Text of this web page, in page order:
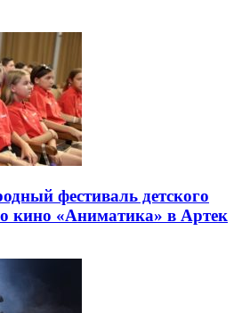
фестиваль детского
кино «Аниматика» в Артек